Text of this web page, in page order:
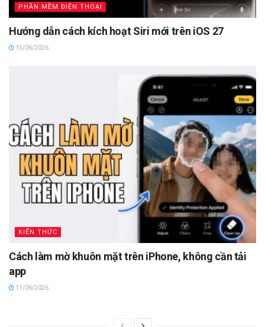
PHẦN MỀM ĐIỆN THOẠI
Hướng dẫn cách kích hoạt Siri mới trên iOS 27
15/06/2026
KIẾN THỨC
Cách làm mờ khuôn mặt trên iPhone, không cần tải
app
11/06/2026